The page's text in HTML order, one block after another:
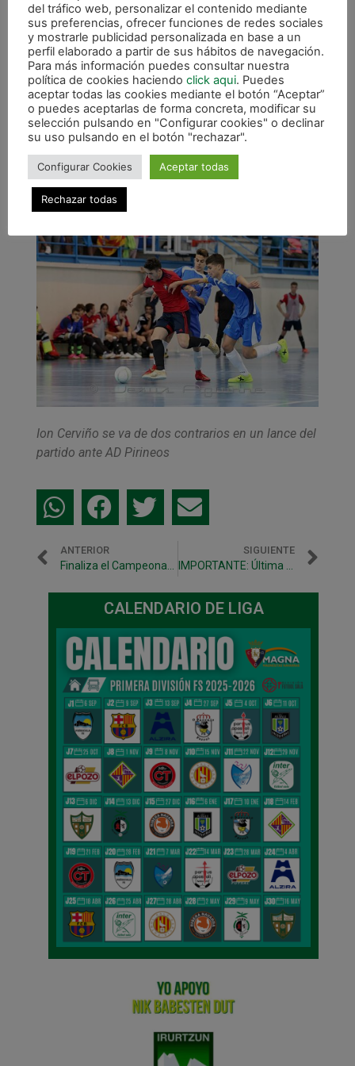
finalizar uno de los encuentros.
Los resultados del club en este torneo han
sido los siguientes:
OSASUNA MAGNA – 4 CIOS VIGO – 0
OSASUNA MAGNA – 6 ZIERBENA FS – 0
OSASUNA MAGNA – 10 MIOÑO FS – 2
Ion Cerviño se va de dos contrarios en un lance del
partido ante AD Pirineos
ANTERIOR
Finaliza el Campeonato de España Cadete en Irurtzun
SIGUIENTE
IMPORTANTE: Última semana para renovar el abono para la próxima temporada
CALENDARIO DE LIGA
del tráfico web, personalizar el contenido mediante
sus preferencias, ofrecer funciones de redes sociales
y mostrarle publicidad personalizada en base a un
perfil elaborado a partir de sus hábitos de navegación.
Para más información puedes consultar nuestra
política de cookies haciendo click aqui. Puedes
aceptar todas las cookies mediante el botón “Aceptar”
o puedes aceptarlas de forma concreta, modificar su
selección pulsando en "Configurar cookies" o declinar
su uso pulsando en el botón "rechazar".
Configurar Cookies Aceptar todas
Rechazar todas